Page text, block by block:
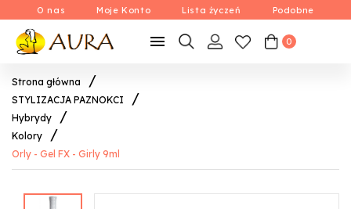
O nas Moje Konto Lista życzeń Podobne
 0
Strona główna
STYLIZACJA PAZNOKCI
Hybrydy
Kolory
Orly - Gel FX - Girly 9ml